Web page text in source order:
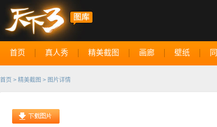
首页 真人秀 精美截图 画廊 壁纸
首页 > 精美截图 > 图片详情